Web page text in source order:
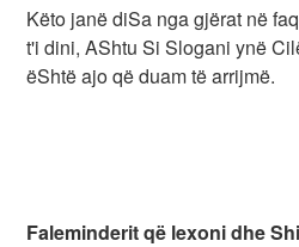
Këto janë diSa nga gjërat në
t'i dini, AShtu Si Slogani ynë
ëShtë ajo që duam të arrijmë.
Faleminderit që lexoni dhe